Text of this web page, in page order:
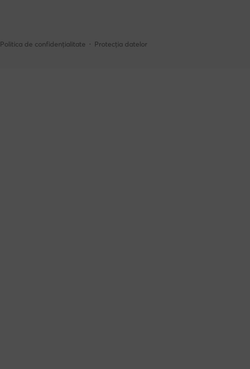
Politica de confidențialitate Protecția datelor